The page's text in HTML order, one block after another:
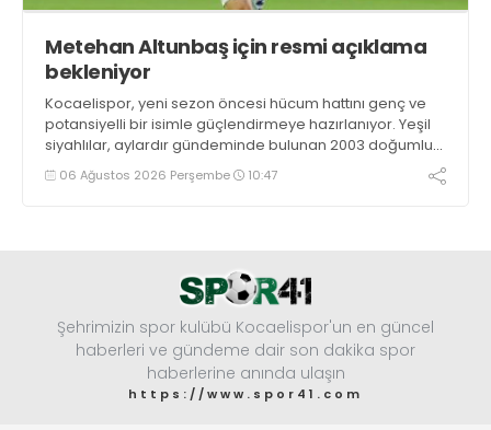
Metehan Altunbaş için resmi açıklama
bekleniyor
Kocaelispor, yeni sezon öncesi hücum hattını genç ve
potansiyelli bir isimle güçlendirmeye hazırlanıyor. Yeşil
siyahlılar, aylardır gündeminde bulunan 2003 doğumlu
santrfor Metehan Altunbaş transferinde sona hayli
yaklaştı.
06 Ağustos 2026 Perşembe 10:47
Şehrimizin spor kulübü Kocaelispor'un en güncel
haberleri ve gündeme dair son dakika spor
haberlerine anında ulaşın
https://www.spor41.com